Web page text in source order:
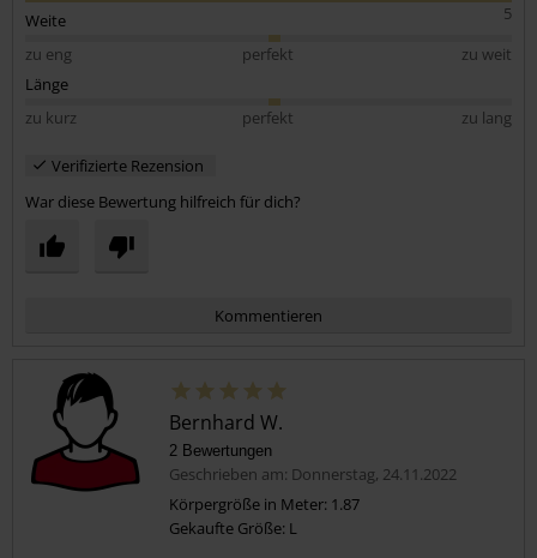
5
Weite
zu eng
perfekt
zu weit
Länge
zu kurz
perfekt zu lang
Verifizierte Rezension
War diese Bewertung hilfreich für dich?
Kommentieren
Bernhard W.
2 Bewertungen
Geschrieben am: Donnerstag, 24.11.2022
Körpergröße in Meter: 1.87
Gekaufte Größe: L